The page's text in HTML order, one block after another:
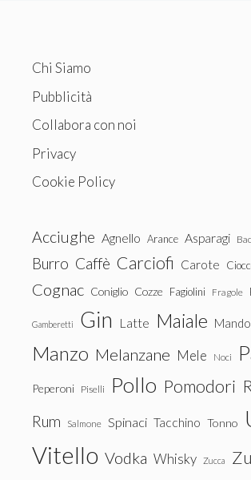
Chi Siamo
Pubblicità
Collabora con noi
Privacy
Cookie Policy
Acciughe Agnello Arance Asparagi
Burro Caffè Carciofi Carote
Cognac Coniglio Cozze Fagiolini Fragole
Gamberetti Gin Latte Maiale
Manzo Melanzane Mele Noci
Peperoni Piselli Pollo Pomodori
Rum Salmone Spinaci Tacchino Tonno
Vitello Vodka Whisky Zucca